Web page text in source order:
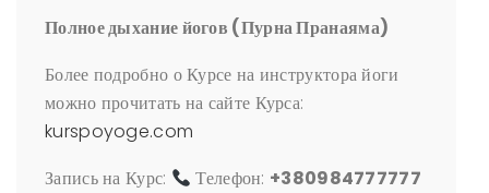
Полное дыхание йогов (Пурна Пранаяма)
Более подробно о Курсе на инструктора йоги
можно прочитать на сайте Курса:
kurspoyoge.com
Запись на Курс:
Телефон: +380984777777